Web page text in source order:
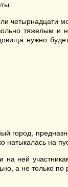
четырнадцати
тяжелым и
нужно
город,
натыкалась на
ней
а не только по